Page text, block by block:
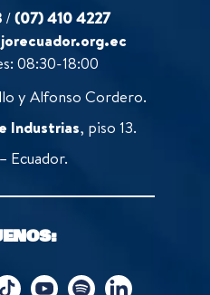
/(07) 410 4227
08:30-18:00
y Alfonso Cordero.
Industrias, piso 13.
Ecuador.